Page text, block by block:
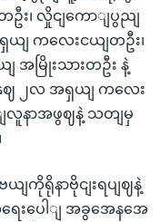
း၊ လှိုငျကောျပွညျ
ျ ကလေးငယျတဦး၊
အမြိုးသားတဦး နဲ့
ဈ ၂လ အရှယျ ကလေး
နာအဖွဈနဲ့ သတျမှ
ျကိုရိုနာဗိုငျးရပျဈနဲ့
ေးပေါျ အခွအေနအေ